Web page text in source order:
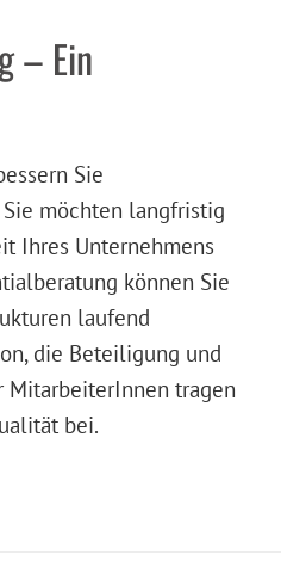
– Ein
Sie
möchten langfristig
Ihres Unternehmens
können Sie
laufend
die Beteiligung und
MitarbeiterInnen tragen
bei.